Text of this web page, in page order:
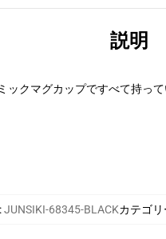
説明
ックマグカップですべて持っ
:JUNSIKI-68345-BLACKカテゴリ